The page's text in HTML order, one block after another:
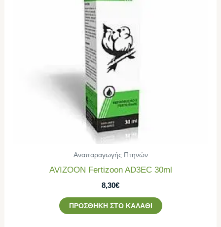
Αναπαραγωγής Πτηνών
AVIZOON Fertizoon AD3EC 30ml
8,30€
ΠΡΟΣΘΉΚΗ ΣΤΟ ΚΑΛΆΘΙ